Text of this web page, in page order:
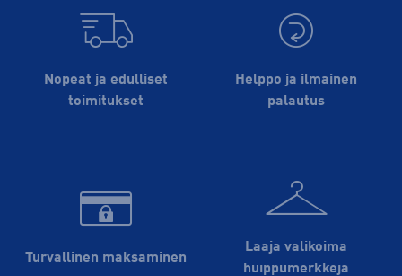
Nopeat ja edulliset
toimitukset
Helppo ja ilmainen
palautus
Turvallinen maksaminen
Laaja valikoima
huippu­merkkejä